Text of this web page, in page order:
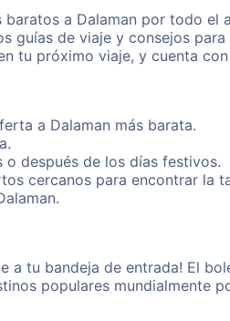
a Dalaman por todo
de viaje y consejos
tu próximo viaje, y cuenta
a Dalaman más barata.
después de los días festivos.
cercanos para encontrar la
tu bandeja de entrada! El
populares mundialmente